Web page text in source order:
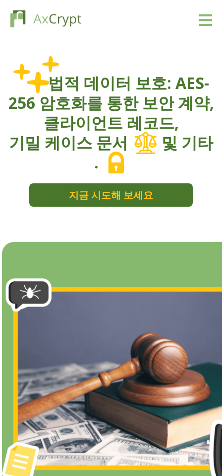
Pricing
저희 상품
산업
블로그
법적 데이터 보호: AES-
256 암호화를 통한 보안 계약,
클라이언트 레코드,
기밀 케이스 문서
및 기타
.
지금 시도해 보세요